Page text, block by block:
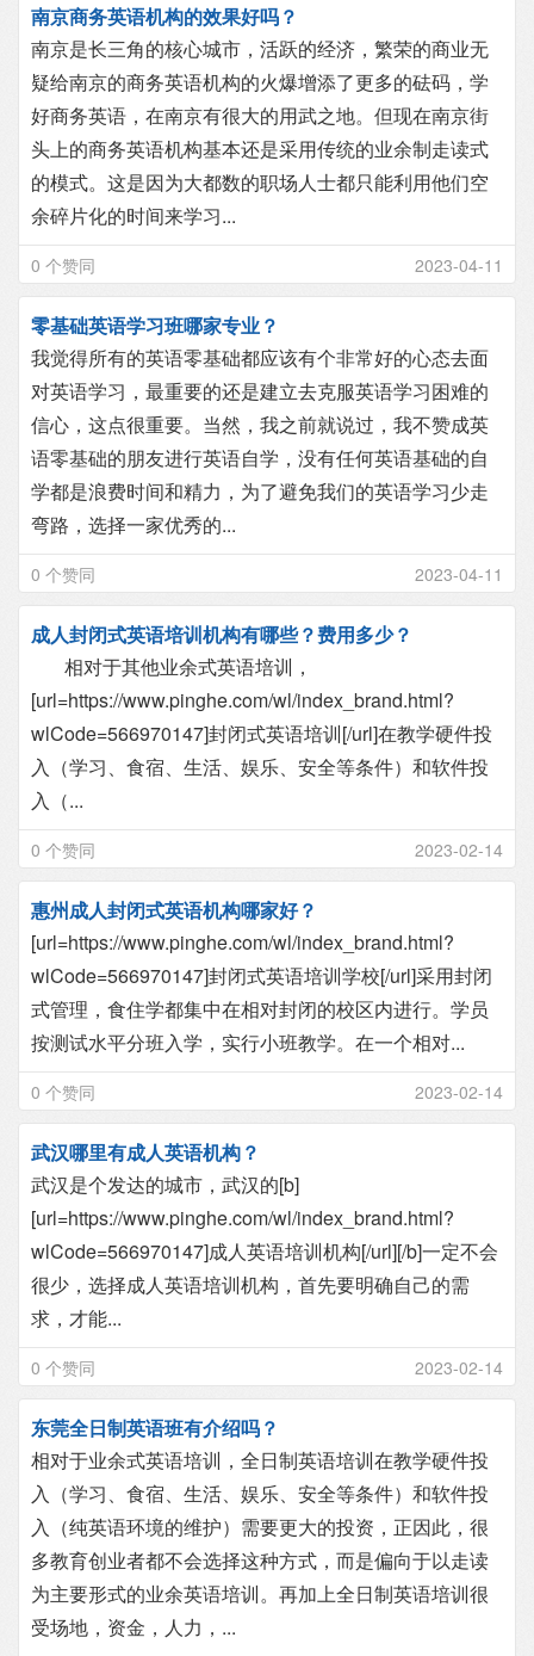
南京商务英语机构的效果好吗？
南京是长三角的核心城市，活跃的经济，繁荣的商业无
疑给南京的商务英语机构的火爆增添了更多的砝码，学
好商务英语，在南京有很大的用武之地。但现在南京街
头上的商务英语机构基本还是采用传统的业余制走读式
的模式。这是因为大都数的职场人士都只能利用他们空
余碎片化的时间来学习...
0 个赞同 2023-04-11
零基础英语学习班哪家专业？
我觉得所有的英语零基础都应该有个非常好的心态去面
对英语学习，最重要的还是建立去克服英语学习困难的
信心，这点很重要。当然，我之前就说过，我不赞成英
语零基础的朋友进行英语自学，没有任何英语基础的自
学都是浪费时间和精力，为了避免我们的英语学习少走
弯路，选择一家优秀的...
0 个赞同 2023-04-11
成人封闭式英语培训机构有哪些？费用多少？
相对于其他业余式英语培训，
[url=https://www.pinghe.com/wl/index_brand.html?
wlCode=566970147]封闭式英语培训[/url]在教学硬件投
入（学习、食宿、生活、娱乐、安全等条件）和软件投
入（...
0 个赞同 2023-02-14
惠州成人封闭式英语机构哪家好？
[url=https://www.pinghe.com/wl/index_brand.html?
wlCode=566970147]封闭式英语培训学校[/url]采用封闭
式管理，食住学都集中在相对封闭的校区内进行。学员
按测试水平分班入学，实行小班教学。在一个相对...
0 个赞同 2023-02-14
武汉哪里有成人英语机构？
武汉是个发达的城市，武汉的[b]
[url=https://www.pinghe.com/wl/index_brand.html?
wlCode=566970147]成人英语培训机构[/url][/b]一定不会
很少，选择成人英语培训机构，首先要明确自己的需
求，才能...
0 个赞同 2023-02-14
东莞全日制英语班有介绍吗？
相对于业余式英语培训，全日制英语培训在教学硬件投
入（学习、食宿、生活、娱乐、安全等条件）和软件投
入（纯英语环境的维护）需要更大的投资，正因此，很
多教育创业者都不会选择这种方式，而是偏向于以走读
为主要形式的业余英语培训。再加上全日制英语培训很
受场地，资金，人力，...